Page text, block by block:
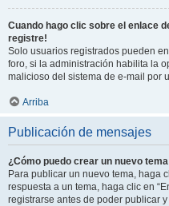
Cuando hago clic sobre el enlace
registre!
Solo usuarios registrados pueden
foro, si la administración habilita la
malicioso del sistema de e-mail por
Arriba
Publicación de mensajes
¿Cómo puedo crear un nuevo
Para publicar un nuevo tema, haga
respuesta a un tema, haga clic en
registrarse antes de poder publicar